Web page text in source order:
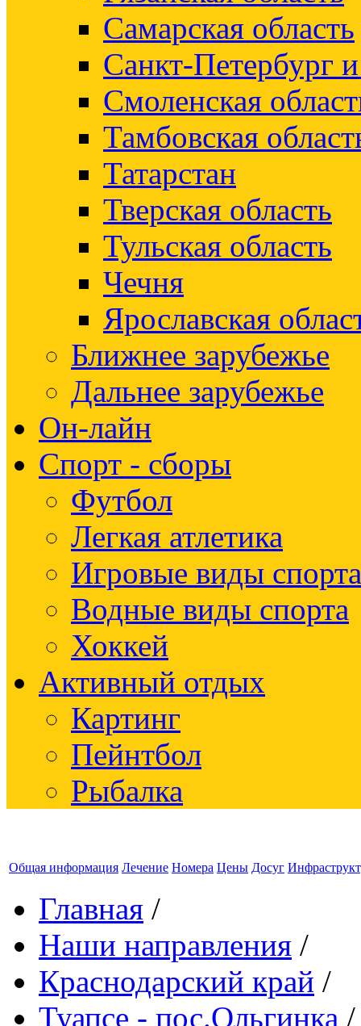
Самарская область
Санкт-Петербург
Смоленская
Тамбовская
Татарстан
Тверская область
Тульская область
Чечня
Ярославская
Ближнее зарубежье
Дальнее зарубежье
Он-лайн
Спорт - сборы
Футбол
Легкая атлетика
Игровые виды спорта
Водные виды спорта
Хоккей
Активный отдых
Картинг
Пейнтбол
Рыбалка
Общая информация Лечение Номера Цены Досуг
Главная /
Наши направления /
Краснодарский край /
Туапсе - пос.Ольгинка /